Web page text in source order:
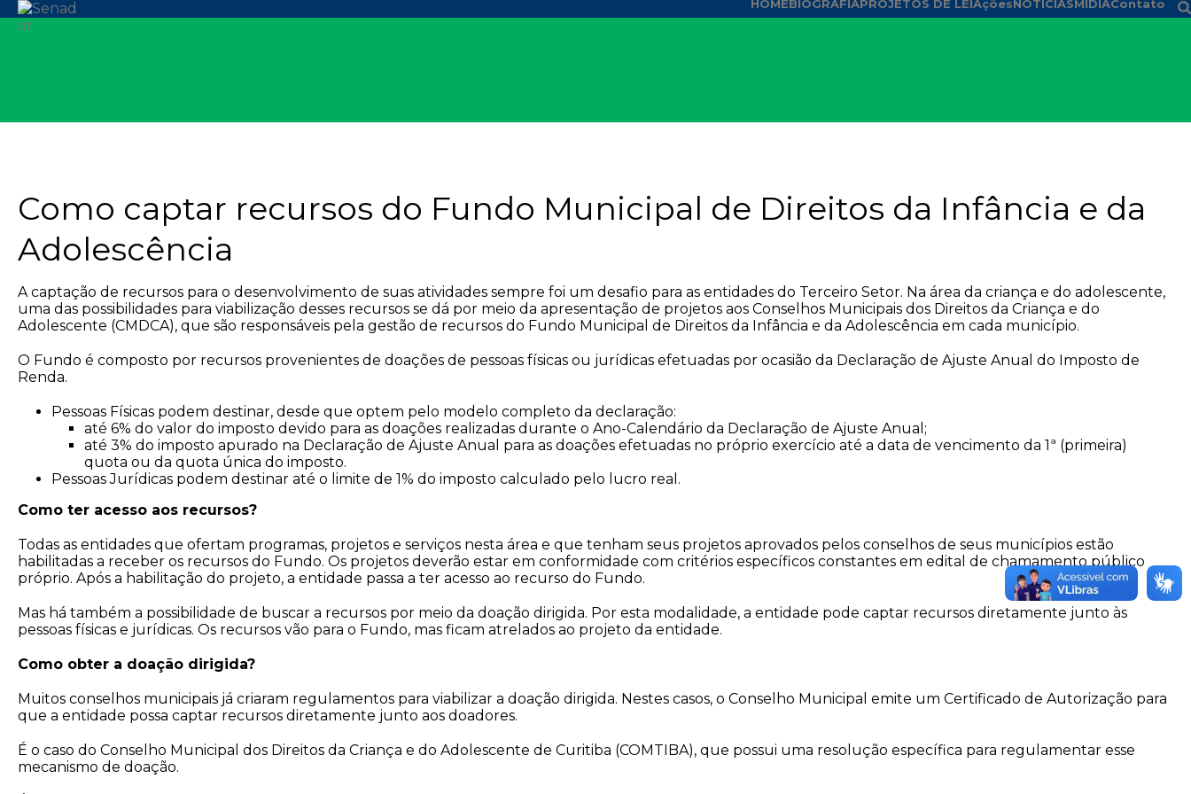
HOME BIOGRAFIAPROJETOS DE LEIAções NOTÍCIAS MÍDIAContato
Como captar recursos do Fundo Municipal de Direitos da Infância e da
Adolescência
A captação de recursos para o desenvolvimento de suas atividades sempre foi um desafio para as entidades do Terceiro Setor. Na área da criança e do adolescente,
uma das possibilidades para viabilização desses recursos se dá por meio da apresentação de projetos aos Conselhos Municipais dos Direitos da Criança e do
Adolescente (CMDCA), que são responsáveis pela gestão de recursos do Fundo Municipal de Direitos da Infância e da Adolescência em cada município.
O Fundo é composto por recursos provenientes de doações de pessoas físicas ou jurídicas efetuadas por ocasião da Declaração de Ajuste Anual do Imposto de
Renda.
Pessoas Físicas podem destinar, desde que optem pelo modelo completo da declaração:
até 6% do valor do imposto devido para as doações realizadas durante o Ano-Calendário da Declaração de Ajuste Anual;
até 3% do imposto apurado na Declaração de Ajuste Anual para as doações efetuadas no próprio exercício até a data de vencimento da 1ª (primeira)
quota ou da quota única do imposto.
Pessoas Jurídicas podem destinar até o limite de 1% do imposto calculado pelo lucro real.
Como ter acesso aos recursos?
Todas as entidades que ofertam programas, projetos e serviços nesta área e que tenham seus projetos aprovados pelos conselhos de seus municípios estão
habilitadas a receber os recursos do Fundo. Os projetos deverão estar em conformidade com critérios específicos constantes em edital de chamamento público
próprio. Após a habilitação do projeto, a entidade passa a ter acesso ao recurso do Fundo.
Mas há também a possibilidade de buscar a recursos por meio da doação dirigida. Por esta modalidade, a entidade pode captar recursos diretamente junto às
pessoas físicas e jurídicas. Os recursos vão para o Fundo, mas ficam atrelados ao projeto da entidade.
Como obter a doação dirigida?
Muitos conselhos municipais já criaram regulamentos para viabilizar a doação dirigida. Nestes casos, o Conselho Municipal emite um Certificado de Autorização para
que a entidade possa captar recursos diretamente junto aos doadores.
É o caso do Conselho Municipal dos Direitos da Criança e do Adolescente de Curitiba (COMTIBA), que possui uma resolução específica para regulamentar esse
mecanismo de doação.